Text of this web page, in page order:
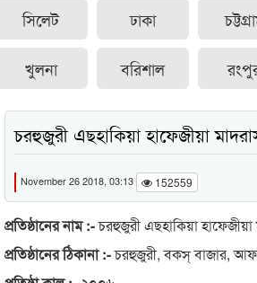
সিলেট ঢাকা
খুলনা বরিশাল
চরহুজুরী এছহাকিয়া হাফেজীয়া
November 26 2018, 03:13 152559
প্রতিষ্ঠানের নাম :-চরহুজুরী এছহাকিয়া হাফেজীয়া
প্রতিষ্ঠানের ঠিকানা :-চরহুজুরী, বকস্ বাজার,